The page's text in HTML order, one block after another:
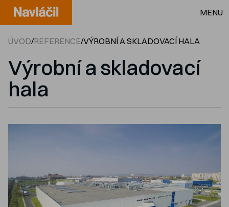
MENU
ÚVOD/REFERENCE/VÝROBNÍ A SKLADOVACÍ HALA
Výrobní a skladovací
hala